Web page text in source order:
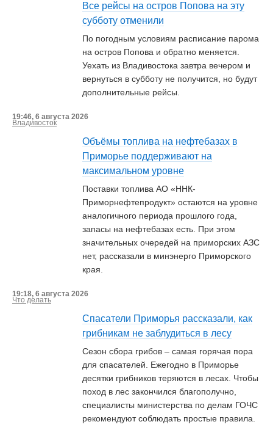
Все рейсы на остров Попова на эту
субботу отменили
По погодным условиям расписание парома
на остров Попова и обратно меняется.
Уехать из Владивостока завтра вечером и
вернуться в субботу не получится, но будут
дополнительные рейсы.
19:46, 6 августа 2026
Владивосток
Объёмы топлива на нефтебазах в
Приморье поддерживают на
максимальном уровне
Поставки топлива АО «ННК-
Приморнефтепродукт» остаются на уровне
аналогичного периода прошлого года,
запасы на нефтебазах есть. При этом
значительных очередей на приморских АЗС
нет, рассказали в минэнерго Приморского
края.
19:18, 6 августа 2026
Что делать
Спасатели Приморья рассказали, как
грибникам не заблудиться в лесу
Сезон сбора грибов – самая горячая пора
для спасателей. Ежегодно в Приморье
десятки грибников теряются в лесах. Чтобы
поход в лес закончился благополучно,
специалисты министерства по делам ГОЧС
рекомендуют соблюдать простые правила.